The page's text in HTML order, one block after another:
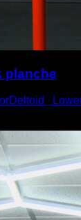
planche
∙